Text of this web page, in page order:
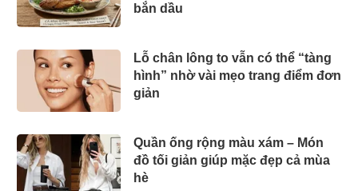
bắn dầu
Lỗ chân lông to vẫn có thể “tàng
hình” nhờ vài mẹo trang điểm đơn
giản
Quần ống rộng màu xám – Món
đồ tối giản giúp mặc đẹp cả mùa
hè